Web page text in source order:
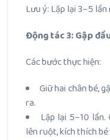
Lưu ý: Lặp lại 3–5
Động tác 3: Gập
Các bước thực hiện:
Giữ hai chân bé,
ra.
Lặp lại 5–10
lên ruột, kích thích